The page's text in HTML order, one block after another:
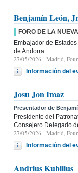
Benjamín León,
FORO DE LA
Embajador de
de Andorra
27/05/2026 - Madrid,
Información del
Josu Jon Imaz
Presentador de
Presidente del
Consejero Delegado
27/05/2026 - Madrid,
Información del
Andrius Kubilius